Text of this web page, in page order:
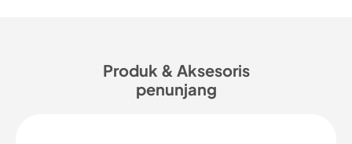
Produk & Aksesoris
penunjang